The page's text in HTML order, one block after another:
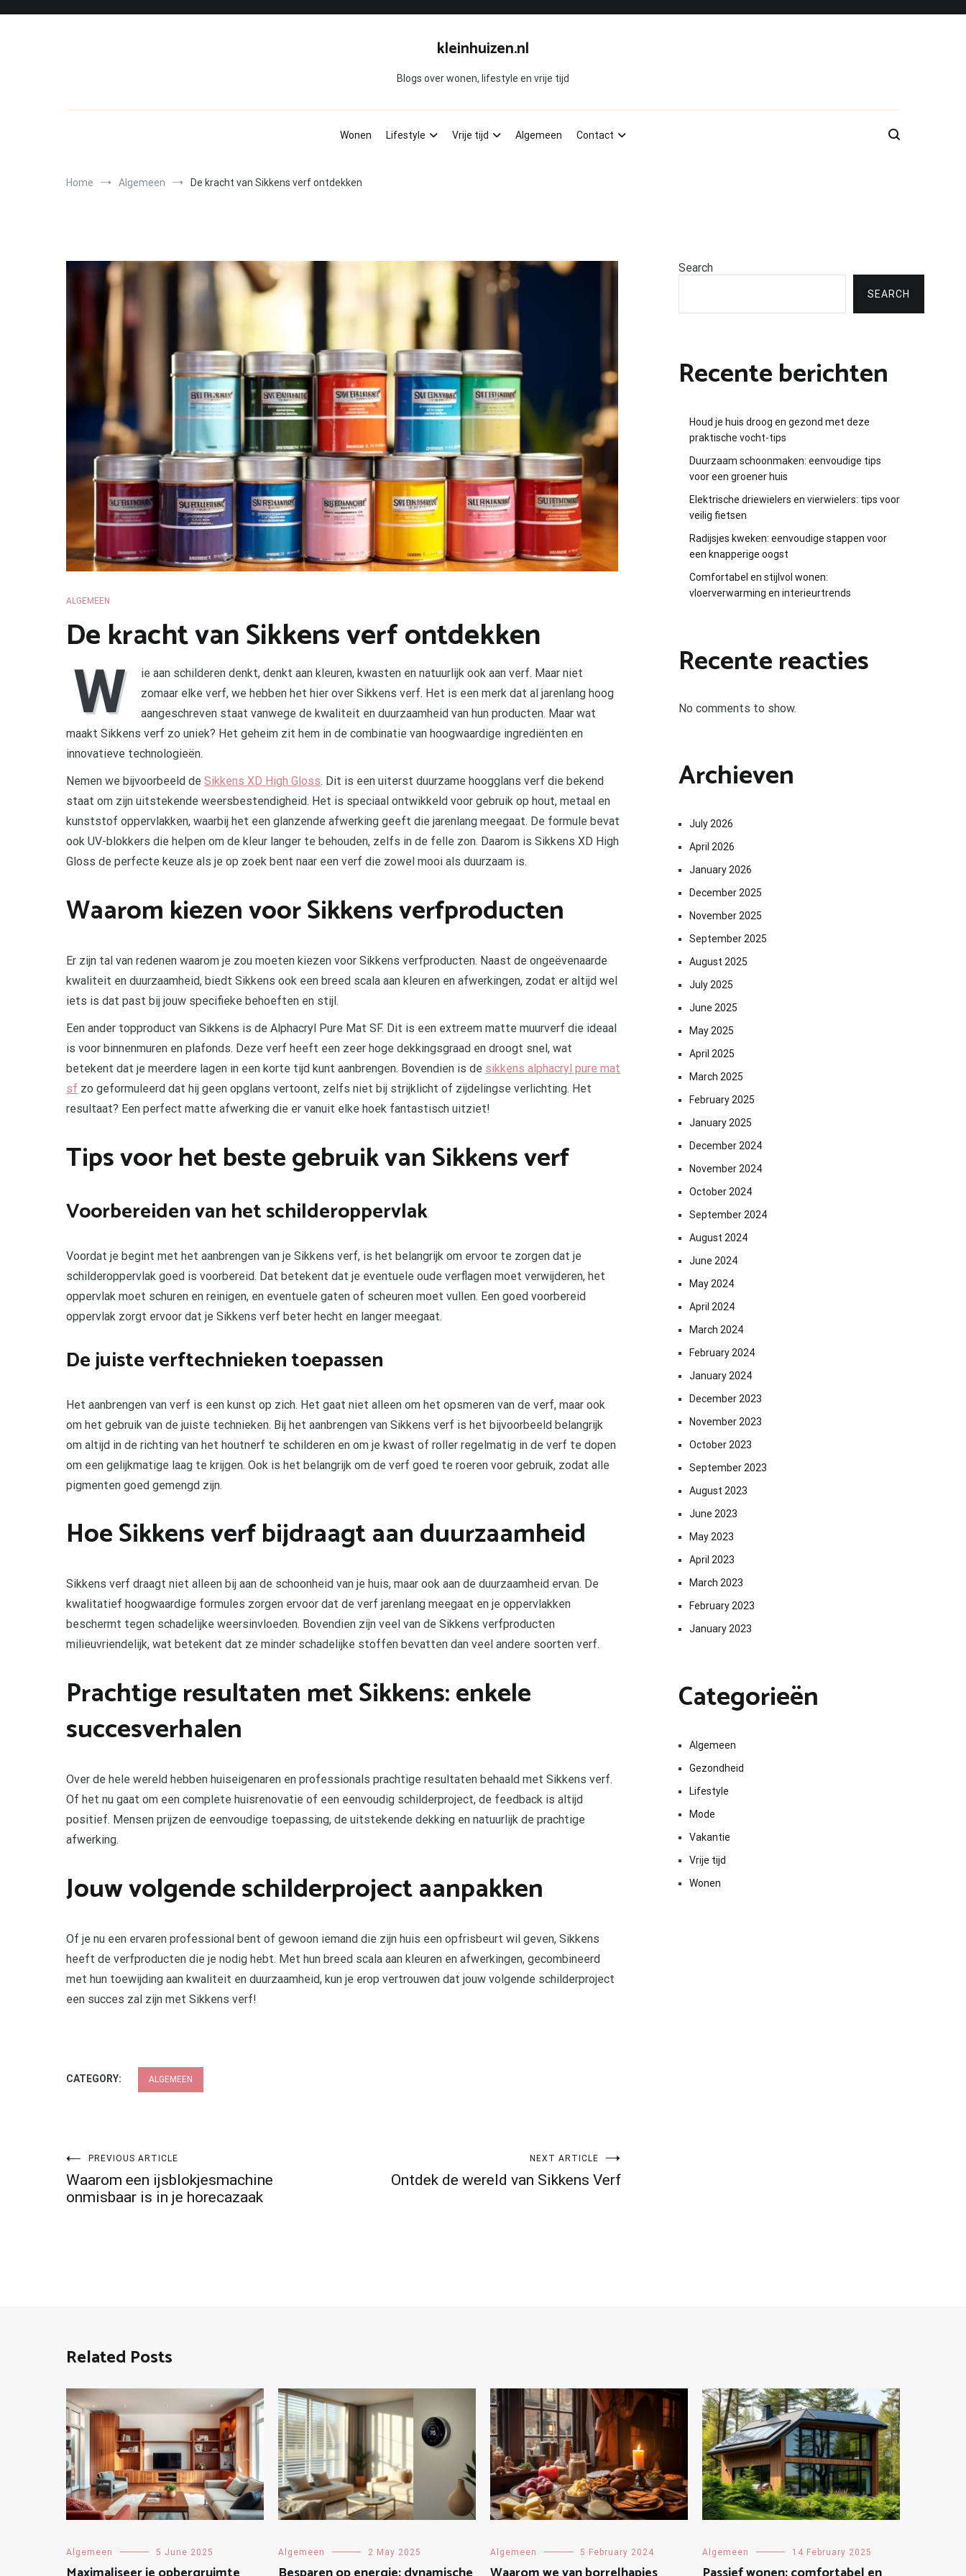
kleinhuizen.nl
Blogs over wonen, lifestyle en vrije tijd
Wonen Lifestyle Vrije tijd Algemeen Contact
Home Algemeen De kracht van Sikkens verf ontdekken
ALGEMEEN
De kracht van Sikkens verf ontdekken
W
ie aan schilderen denkt, denkt aan kleuren, kwasten en natuurlijk ook aan verf. Maar niet
zomaar elke verf, we hebben het hier over Sikkens verf. Het is een merk dat al jarenlang hoog
aangeschreven staat vanwege de kwaliteit en duurzaamheid van hun producten. Maar wat
maakt Sikkens verf zo uniek? Het geheim zit hem in de combinatie van hoogwaardige ingrediënten en
innovatieve technologieën.
Nemen we bijvoorbeeld de Sikkens XD High Gloss. Dit is een uiterst duurzame hoogglans verf die bekend
staat om zijn uitstekende weersbestendigheid. Het is speciaal ontwikkeld voor gebruik op hout, metaal en
kunststof oppervlakken, waarbij het een glanzende afwerking geeft die jarenlang meegaat. De formule bevat
ook UV-blokkers die helpen om de kleur langer te behouden, zelfs in de felle zon. Daarom is Sikkens XD High
Gloss de perfecte keuze als je op zoek bent naar een verf die zowel mooi als duurzaam is.
Waarom kiezen voor Sikkens verfproducten
Er zijn tal van redenen waarom je zou moeten kiezen voor Sikkens verfproducten. Naast de ongeëvenaarde
kwaliteit en duurzaamheid, biedt Sikkens ook een breed scala aan kleuren en afwerkingen, zodat er altijd wel
iets is dat past bij jouw specifieke behoeften en stijl.
Een ander topproduct van Sikkens is de Alphacryl Pure Mat SF. Dit is een extreem matte muurverf die ideaal
is voor binnenmuren en plafonds. Deze verf heeft een zeer hoge dekkingsgraad en droogt snel, wat
betekent dat je meerdere lagen in een korte tijd kunt aanbrengen. Bovendien is de sikkens alphacryl pure mat
sf zo geformuleerd dat hij geen opglans vertoont, zelfs niet bij strijklicht of zijdelingse verlichting. Het
resultaat? Een perfect matte afwerking die er vanuit elke hoek fantastisch uitziet!
Tips voor het beste gebruik van Sikkens verf
Voorbereiden van het schilderoppervlak
Voordat je begint met het aanbrengen van je Sikkens verf, is het belangrijk om ervoor te zorgen dat je
schilderoppervlak goed is voorbereid. Dat betekent dat je eventuele oude verflagen moet verwijderen, het
oppervlak moet schuren en reinigen, en eventuele gaten of scheuren moet vullen. Een goed voorbereid
oppervlak zorgt ervoor dat je Sikkens verf beter hecht en langer meegaat.
De juiste verftechnieken toepassen
Het aanbrengen van verf is een kunst op zich. Het gaat niet alleen om het opsmeren van de verf, maar ook
om het gebruik van de juiste technieken. Bij het aanbrengen van Sikkens verf is het bijvoorbeeld belangrijk
om altijd in de richting van het houtnerf te schilderen en om je kwast of roller regelmatig in de verf te dopen
om een gelijkmatige laag te krijgen. Ook is het belangrijk om de verf goed te roeren voor gebruik, zodat alle
pigmenten goed gemengd zijn.
Hoe Sikkens verf bijdraagt aan duurzaamheid
Sikkens verf draagt niet alleen bij aan de schoonheid van je huis, maar ook aan de duurzaamheid ervan. De
kwalitatief hoogwaardige formules zorgen ervoor dat de verf jarenlang meegaat en je oppervlakken
beschermt tegen schadelijke weersinvloeden. Bovendien zijn veel van de Sikkens verfproducten
milieuvriendelijk, wat betekent dat ze minder schadelijke stoffen bevatten dan veel andere soorten verf.
Prachtige resultaten met Sikkens: enkele
succesverhalen
Over de hele wereld hebben huiseigenaren en professionals prachtige resultaten behaald met Sikkens verf.
Of het nu gaat om een complete huisrenovatie of een eenvoudig schilderproject, de feedback is altijd
positief. Mensen prijzen de eenvoudige toepassing, de uitstekende dekking en natuurlijk de prachtige
afwerking.
Jouw volgende schilderproject aanpakken
Of je nu een ervaren professional bent of gewoon iemand die zijn huis een opfrisbeurt wil geven, Sikkens
heeft de verfproducten die je nodig hebt. Met hun breed scala aan kleuren en afwerkingen, gecombineerd
met hun toewijding aan kwaliteit en duurzaamheid, kun je erop vertrouwen dat jouw volgende schilderproject
een succes zal zijn met Sikkens verf!
CATEGORY: ALGEMEEN
Post
navigation
PREVIOUS ARTICLE
Waarom een ijsblokjesmachine
onmisbaar is in je horecazaak
NEXT ARTICLE
Ontdek de wereld van Sikkens Verf
Search
SEARCH
Recente berichten
Houd je huis droog en gezond met deze
praktische vocht-tips
Duurzaam schoonmaken: eenvoudige tips
voor een groener huis
Elektrische driewielers en vierwielers: tips voor
veilig fietsen
Radijsjes kweken: eenvoudige stappen voor
een knapperige oogst
Comfortabel en stijlvol wonen:
vloerverwarming en interieurtrends
Recente reacties
No comments to show.
Archieven
July 2026
April 2026
January 2026
December 2025
November 2025
September 2025
August 2025
July 2025
June 2025
May 2025
April 2025
March 2025
February 2025
January 2025
December 2024
November 2024
October 2024
September 2024
August 2024
June 2024
May 2024
April 2024
March 2024
February 2024
January 2024
December 2023
November 2023
October 2023
September 2023
August 2023
June 2023
May 2023
April 2023
March 2023
February 2023
January 2023
Categorieën
Algemeen
Gezondheid
Lifestyle
Mode
Vakantie
Vrije tijd
Wonen
Related Posts
Algemeen 5 June 2025 Algemeen 2 May 2025 Algemeen 5 February 2024 Algemeen 14 February 2025